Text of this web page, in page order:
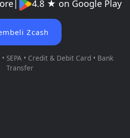
| 4.8 ★ on Google Play
Zcash
SEPA • Credit & Debit Card • Bank
Transfer